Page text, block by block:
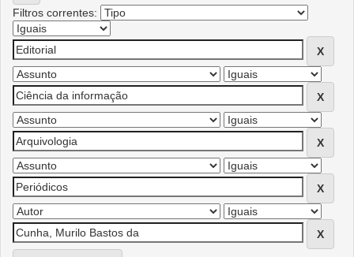
Filtros correntes: